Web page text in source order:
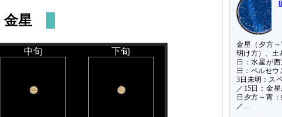
金星
中旬 下旬
金星（夕方
明け方）、土
日：水星が
日：ペルセ
3日未明：ス
／15日：金
日夕方～宵
／…